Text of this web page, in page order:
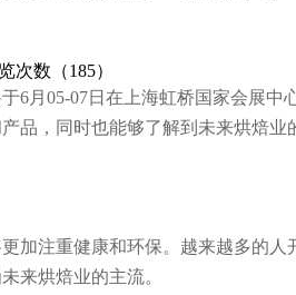
次数（185）
6月05-07日在上海虹桥国家会展
品，同时也能够了解到未来烘焙业
加注重健康和环保。越来越多的
来烘焙业的主流。